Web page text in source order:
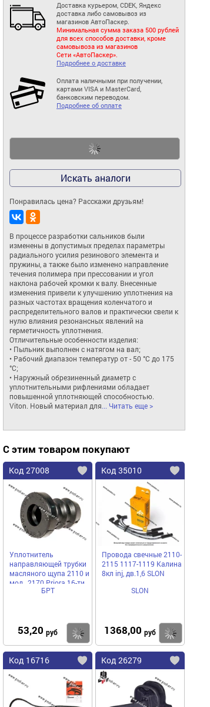
Доставка курьером, CDEK, Яндекс
доставка либо самовывоз из
магазинов АвтоПаскер.
Минимальная сумма заказа 500 рублей
для всех способов доставки, кроме
самовывоза из магазинов
Сети «АвтоПаскер».
Подробнее о доставке
Оплата наличными при получении,
картами VISA и MasterCard,
банковским переводом.
Подробнее об оплате
Искать аналоги
Понравилась цена? Расскажи друзьям!
В процессе разработки сальников были
изменены в допустимых пределах параметры
радиального усилия резинового элемента и
пружины, а также было изменено направление
течения полимера при прессовании и угол
наклона рабочей кромки к валу. Внесенные
изменения привели к улучшению уплотнения на
разных частотах вращения коленчатого и
распределительного валов и практически свели к
нулю влияния резонансных явлений на
герметичность уплотнения.
Отличительные особенности изделия:
• Пыльник выполнен с натягом на вал;
• Рабочий диапазон температур от - 50 °С до 175
°С;
• Наружный обрезиненный диаметр с
уплотнительными рифлениями обладает
повышенной уплотняющей способностью.
Viton. Новый материал для... Читать еще >
С этим товаром покупают
Код 27008
Уплотнитель
направляющей трубки
масляного щупа 2110 и
мод., 2170 Priora 16-ти
кл Балаково АО БРТ
БРТ
53,20 руб Купить
Код 35010
Провода свечные 2110-
2115 1117-1119 Калина
8кл inj, дв.1,6 SLON
SLON
1368,00 руб
Код 16716 Код 26279